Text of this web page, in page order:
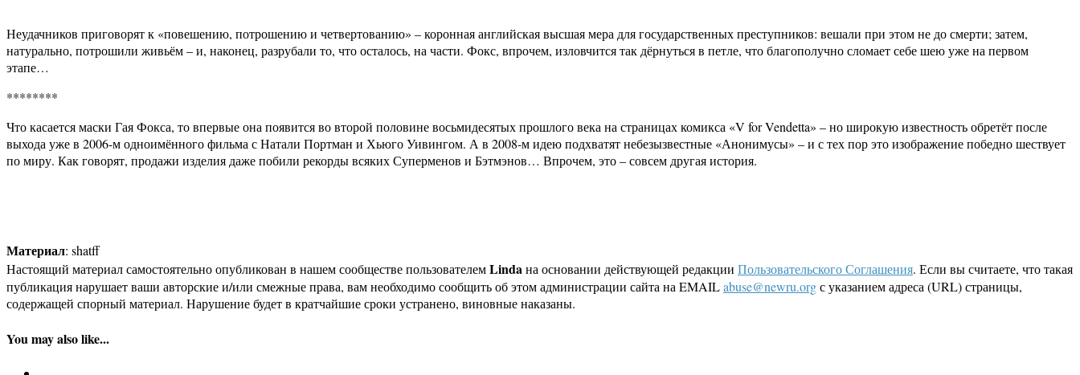
Неудачников приговорят к «повешению, потрошению и четвертованию» – коронная английская высшая мера для государственных преступников: вешали при этом не до смерти; затем,
натурально, потрошили живьём – и, наконец, разрубали то, что осталось, на части. Фокс, впрочем, изловчится так дёрнуться в петле, что благополучно сломает себе шею уже на первом
этапе…
********
Что касается маски Гая Фокса, то впервые она появится во второй половине восьмидесятых прошлого века на страницах комикса «V for Vendetta» – но широкую известность обретёт после
выхода уже в 2006-м одноимённого фильма с Натали Портман и Хьюго Уивингом. А в 2008-м идею подхватят небезызвестные «Анонимусы» – и с тех пор это изображение победно шествует
по миру. Как говорят, продажи изделия даже побили рекорды всяких Суперменов и Бэтмэнов… Впрочем, это – совсем другая история.
Материал: shatff
Настоящий материал самостоятельно опубликован в нашем сообществе пользователемLindaна основании действующей редакции Пользовательского Соглашения. Если вы считаете, что такая
публикация нарушает ваши авторские и/или смежные права, вам необходимо сообщить об этом администрации сайта на EMAILabuse@newru.orgс указанием адреса (URL) страницы,
содержащей спорный материал. Нарушение будет в кратчайшие сроки устранено, виновные наказаны.
You may also like...